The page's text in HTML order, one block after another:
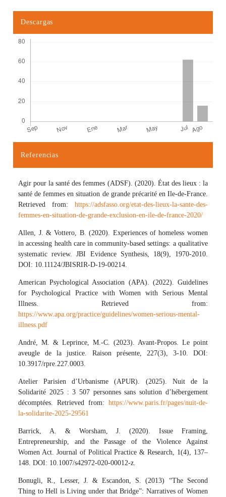
Descargas
Referencias
Agir pour la santé des femmes (ADSF). (2020). État des lieux : la
santé de femmes en situation de grande précarité en Ile-de-France.
Retrieved from: https://adsfasso.org/etat-des-lieux-la-sante-des-
femmes-en-situation-de-grande-exclusion-en-ile-de-france-2020/
Allen, J. & Vottero, B. (2020). Experiences of homeless women
in accessing health care in community-based settings: a qualitative
systematic review. JBI Evidence Synthesis, 18(9), 1970-2010.
DOI: 10.11124/JBISRIR-D-19-00214.
American Psychological Association (APA). (2022). Guidelines
for Psychological Practice with Women with Serious Mental
Illness. Retrieved from:
https://www.apa.org/practice/guidelines/women-serious-mental-
illness.pdf
André, M. & Leprince, M.-C. (2023). Avant-Propos. Le point
aveugle de la justice. Raison présente, 227(3), 3-10. DOI:
10.3917/rpre.227.0003.
Atelier Parisien d’Urbanisme (APUR). (2025). Nuit de la
Solidarité 2025 : 3 507 personnes sans solution d’hébergement
décomptées. Retrieved from: https://www.paris.fr/pages/nuit-de-
la-solidarite-2025-29561
Barrick, A. & Worsham, J. (2020). Issue Framing,
Entrepreneurship, and the Passage of the Violence Against
Women Act. Journal of Political Practice & Research, 1(4), 137–
148. DOI: 10.1007/s42972-020-00012-z.
Bonugli, R., Lesser, J. & Escandon, S. (2013) “The Second
Thing to Hell is Living under that Bridge”: Narratives of Women